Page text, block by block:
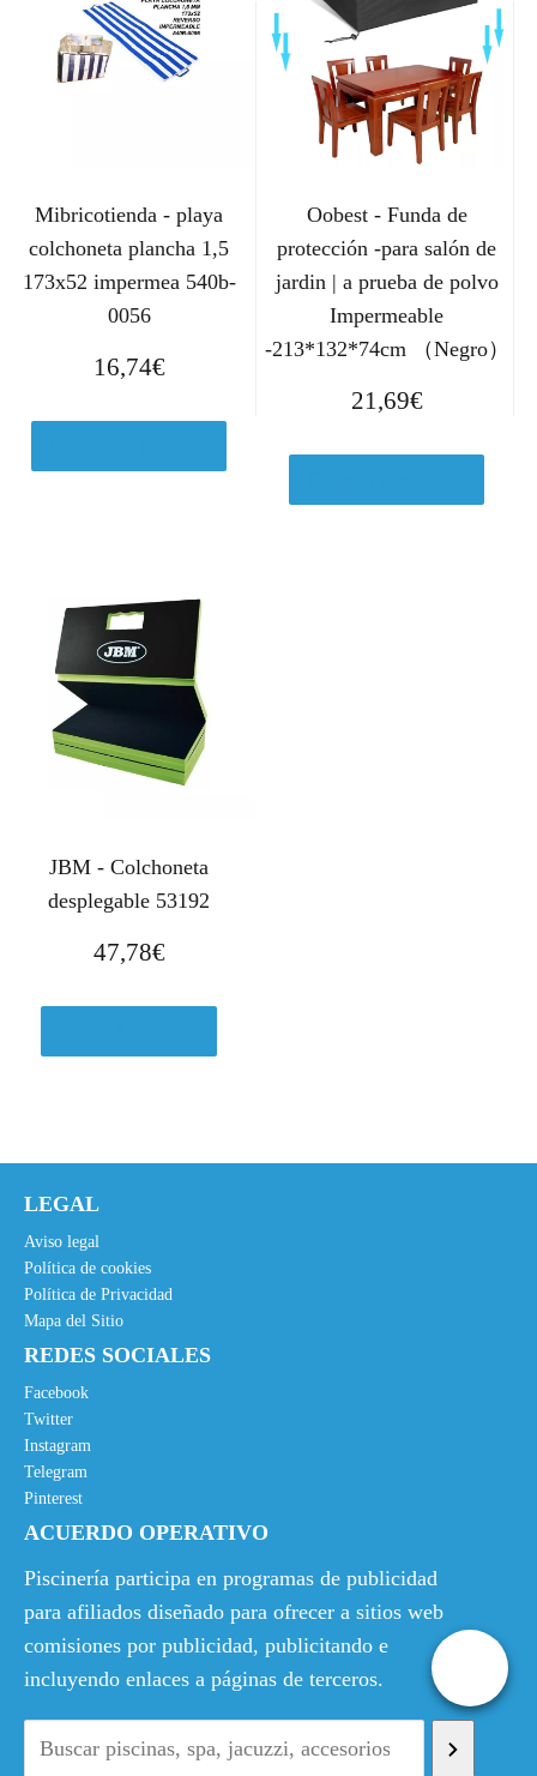
Mibricotienda - playa
colchoneta plancha 1,5
173x52 impermea 540b-
0056
16,74€
Oobest - Funda de
protección -para salón de
jardin | a prueba de polvo
Impermeable
-213*132*74cm （Negro）
21,69€
JBM - Colchoneta
desplegable 53192
47,78€
LEGAL
Aviso legal
Política de cookies
Política de Privacidad
Mapa del Sitio
REDES SOCIALES
Facebook
Twitter
Instagram
Telegram
Pinterest
ACUERDO OPERATIVO
Piscinería participa en programas de publicidad
para afiliados diseñado para ofrecer a sitios web
comisiones por publicidad, publicitando e
incluyendo enlaces a páginas de terceros.